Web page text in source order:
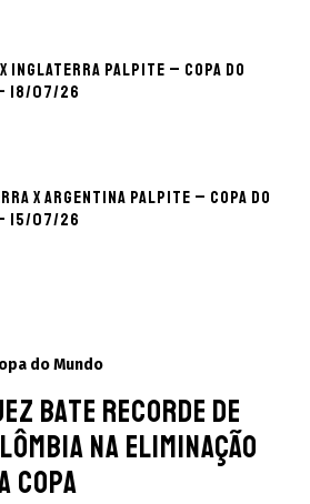
Inglaterra palpite – Copa do
18/07/26
x Argentina palpite – Copa do
15/07/26
do Mundo
bate recorde de
na eliminação
Copa